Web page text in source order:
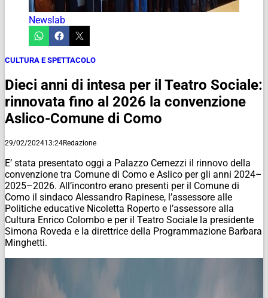
Newslab
CULTURA E SPETTACOLO
Dieci anni di intesa per il Teatro Sociale:
rinnovata fino al 2026 la convenzione
Aslico-Comune di Como
29/02/202413:24Redazione
E’ stata presentato oggi a Palazzo Cernezzi il rinnovo della
convenzione tra Comune di Como e Aslico per gli anni 2024–
2025–2026. All’incontro erano presenti per il Comune di
Como il sindaco Alessandro Rapinese, l’assessore alle
Politiche educative Nicoletta Roperto e l’assessore alla
Cultura Enrico Colombo e per il Teatro Sociale la presidente
Simona Roveda e la direttrice della Programmazione Barbara
Minghetti.